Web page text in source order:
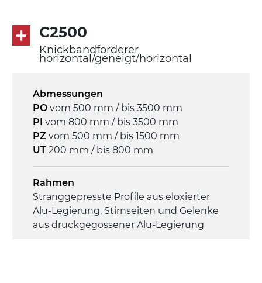
Mehrfachspannung 230/400Vac-50Hz-
3Ph
4,6 m/Minute
Steuerung
On/Off, E-Stopp, Motor-
Überlastungsschutz
C2500
Knickbandförderer
horizontal/geneigt/horizontal
Abmessungen
PO vom 500 mm / bis 3500 mm
PI vom 800 mm / bis 3500 mm
PZ vom 500 mm / bis 1500 mm
UT 200 mm / bis 800 mm
Rahmen
Stranggepresste Profile aus eloxierter
Alu-Legierung, Stirnseiten und Gelenke
aus druckgegossener Alu-Legierung